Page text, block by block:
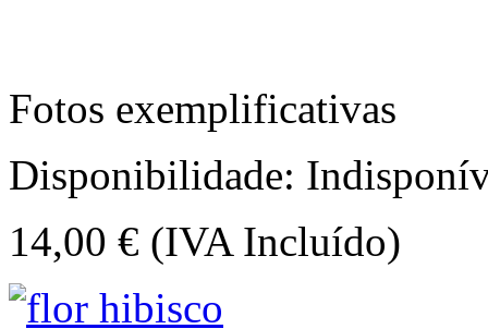
Fotos exemplificativas
Disponibilidade:
14,00 € (IVA Incluído)